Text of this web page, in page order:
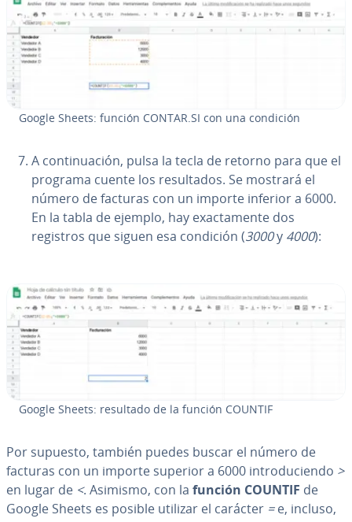
Google Sheets: función CONTAR.SI con una condición
A co­n­ti­nua­ción, pulsa la tecla de retorno para que el
programa cuente los re­su­l­ta­dos. Se mostrará el
número de facturas con un importe inferior a 6000.
En la tabla de ejemplo, hay exac­ta­me­n­te dos
registros que siguen esa condición (3000y 4000):
Google Sheets: resultado de la función COUNTIF
Por supuesto, también puedes buscar el número de
facturas con un importe superior a 6000 in­tro­du­cie­n­do >
en lugar de <. Asimismo, con la función COUNTIF de
Google Sheets es posible utilizar el carácter =e, incluso,